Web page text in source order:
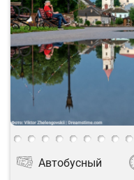
Автобусный